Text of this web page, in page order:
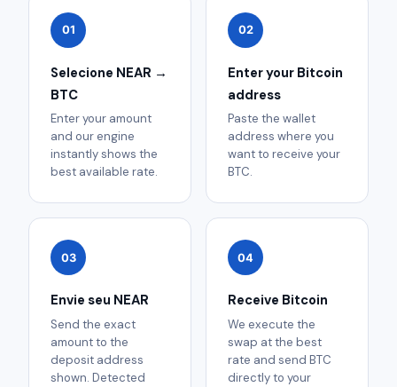
01
Selecione NEAR →
BTC
Enter your amount
and our engine
instantly shows the
best available rate.
02
Enter your Bitcoin
address
Paste the wallet
address where you
want to receive your
BTC.
03
Envie seu NEAR
Send the exact
amount to the
deposit address
shown. Detected
04
Receive Bitcoin
We execute the
swap at the best
rate and send BTC
directly to your